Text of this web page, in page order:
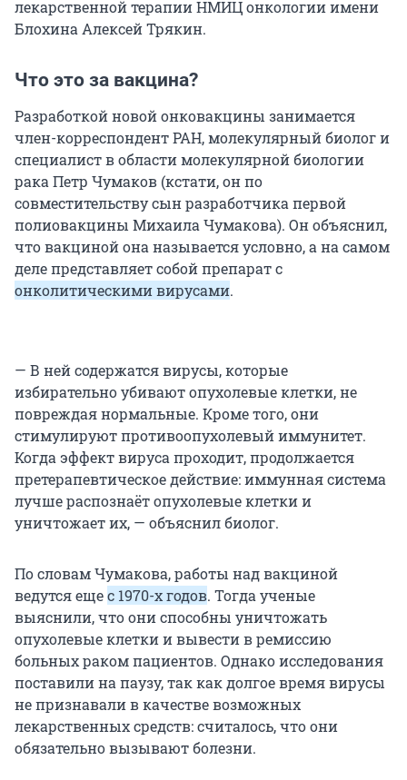
лекарственной терапии НМИЦ онкологии имени
Блохина Алексей Трякин.
Что это за вакцина?
Разработкой новой онковакцины занимается
член-корреспондент РАН, молекулярный биолог и
специалист в области молекулярной биологии
рака Петр Чумаков (кстати, он по
совместительству сын разработчика первой
полиовакцины Михаила Чумакова). Он объяснил,
что вакциной она называется условно, а на самом
деле представляет собой препарат с
онколитическими вирусами.
— В ней содержатся вирусы, которые
избирательно убивают опухолевые клетки, не
повреждая нормальные. Кроме того, они
стимулируют противоопухолевый иммунитет.
Когда эффект вируса проходит, продолжается
претерапевтическое действие: иммунная система
лучше распознаёт опухолевые клетки и
уничтожает их, — объяснил биолог.
По словам Чумакова, работы над вакциной
ведутся ещес 1970-х годов. Тогда ученые
выяснили, что они способны уничтожать
опухолевые клетки и вывести в ремиссию
больных раком пациентов. Однако исследования
поставили на паузу, так как долгое время вирусы
не признавали в качестве возможных
лекарственных средств: считалось, что они
обязательно вызывают болезни.